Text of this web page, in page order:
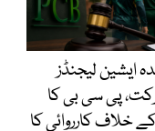
ایشین لیجنڈز
پی سی بی کا
خلاف کارروائی کا